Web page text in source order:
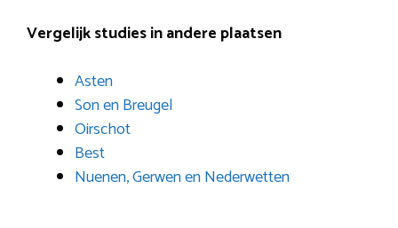
Vergelijk studies in andere plaatsen
Asten
Son en Breugel
Oirschot
Best
Nuenen, Gerwen en Nederwetten